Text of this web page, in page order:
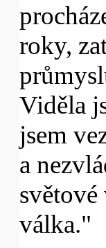
roky,
Viděla
jsem
a
válka."